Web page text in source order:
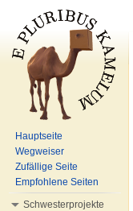
Hauptseite
Wegweiser
Zufällige Seite
Empfohlene Seiten
Schwesterprojekte